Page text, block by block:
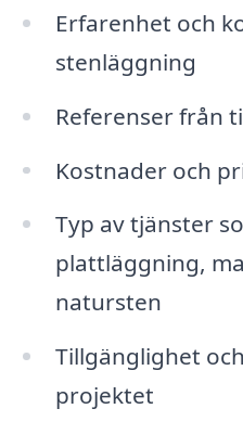
Erfarenhet och
stenläggning
Referenser från
Kostnader och
Typ av tjänster
plattläggning,
natursten
Tillgänglighet
projektet